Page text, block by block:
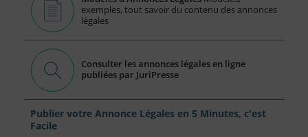
exemples, tout savoir du contenu des annonces
légales
Consulter les annonces légales en ligne
publiées par JuriPresse
Publier votre Annonce Légales en 5 Minutes, c'est
Facile